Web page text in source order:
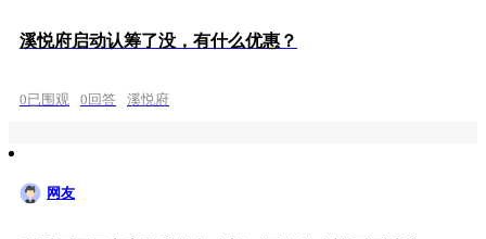
溪悦府启动认筹了没，有什么优惠？
0已围观 0回答 溪悦府
网友